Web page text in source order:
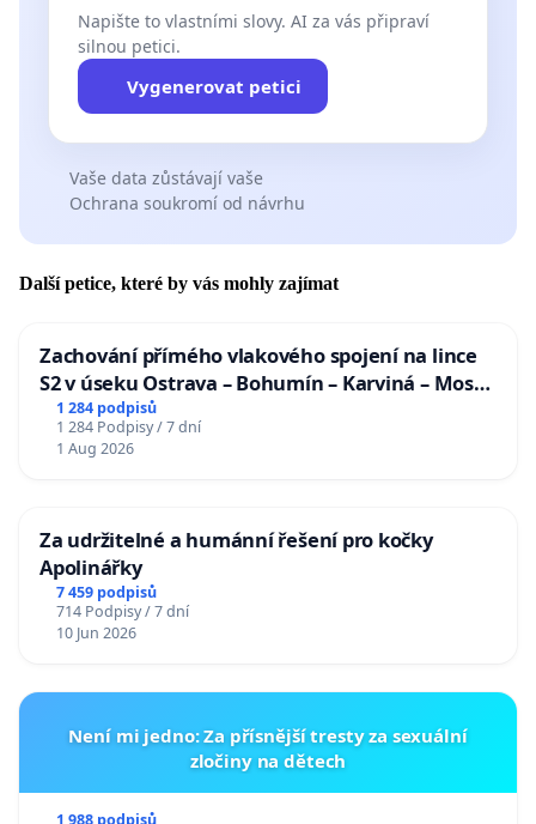
Napište to vlastními slovy. AI za vás připraví
silnou petici.
Vygenerovat petici
Vaše data zůstávají vaše
Ochrana soukromí od návrhu
Další petice, které by vás mohly zajímat
Zachování přímého vlakového spojení na lince
S2 v úseku Ostrava – Bohumín – Karviná – Mosty
u Jablunkova
1 284 podpisů
1 284 Podpisy / 7 dní
1 Aug 2026
Za udržitelné a humánní řešení pro kočky
Apolinářky
7 459 podpisů
714 Podpisy / 7 dní
10 Jun 2026
Není mi jedno: Za přísnější tresty za sexuální
zločiny na dětech
1 988 podpisů